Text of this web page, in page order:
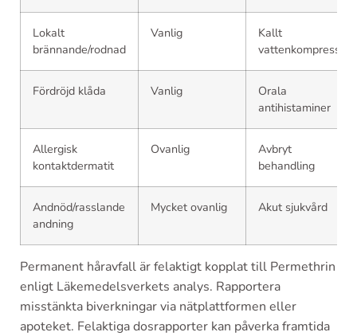
Lokalt
brännande/rodnad
Vanlig
Kallt
vattenkompress
Fördröjd klåda Vanlig
Orala
antihistaminer
Allergisk
kontaktdermatit
Ovanlig
Avbryt
behandling
Andnöd/rasslande
andning
Mycket ovanlig Akut sjukvård
Permanent håravfall är felaktigt kopplat till Permethrin
enligt Läkemedelsverkets analys. Rapportera
misstänkta biverkningar via nätplattformen eller
apoteket. Felaktiga dosrapporter kan påverka framtida